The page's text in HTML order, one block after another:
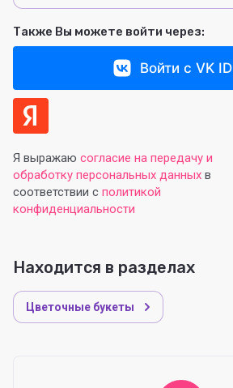
Также Вы можете войти через:
Войти с VK ID
Я выражаю согласие на передачу и
обработку персональных данных в
соответствии с политикой
конфиденциальности
Находится в разделах
Цветочные букеты